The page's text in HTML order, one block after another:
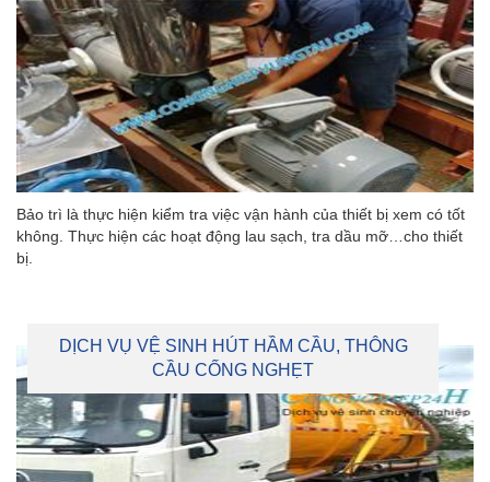
Bảo trì là thực hiện kiểm tra việc vận hành của thiết bị xem có tốt
không. Thực hiện các hoạt động lau sạch, tra dầu mỡ…cho thiết
bị.
DỊCH VỤ VỆ SINH HÚT HẦM CẦU, THÔNG
CẦU CỐNG NGHẸT